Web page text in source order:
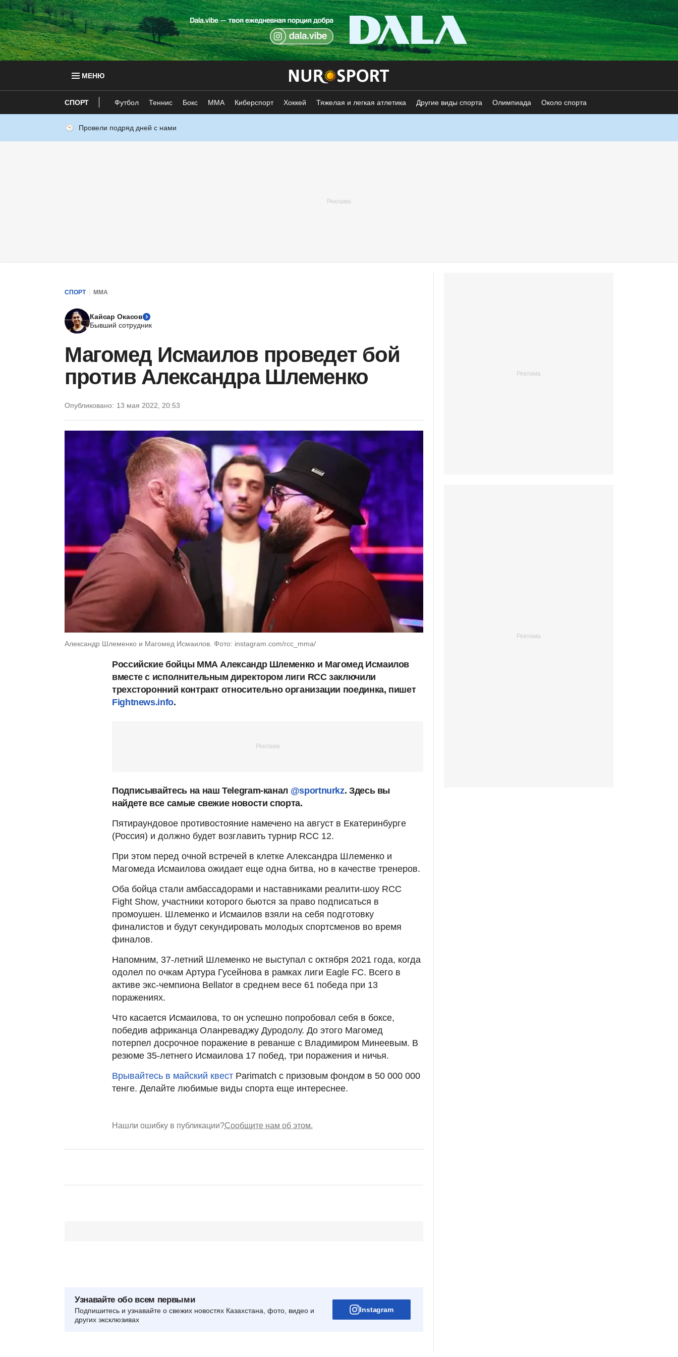
МЕНЮ
СПОРТ Футбол Теннис Бокс ММА Киберспорт Хоккей Тяжелая и легкая атлетика Другие виды спорта Олимпиада Около спорта
Провели подряд дней с нами
СПОРТ ММА
Кайсар Окасов
Бывший сотрудник
Магомед Исмаилов проведет бой
против Александра Шлеменко
Опубликовано: 13 мая 2022, 20:53
Александр Шлеменко и Магомед Исмаилов. Фото: instagram.com/rcc_mma/
Российские бойцы ММА Александр Шлеменко и Магомед Исмаилов
вместе с исполнительным директором лиги RCC заключили
трехсторонний контракт относительно организации поединка, пишет
Fightnews.info.
Подписывайтесь на наш Telegram-канал @sportnurkz. Здесь вы
найдете все самые свежие новости спорта.
Пятираундовое противостояние намечено на август в Екатеринбурге
(Россия) и должно будет возглавить турнир RCC 12.
При этом перед очной встречей в клетке Александра Шлеменко и
Магомеда Исмаилова ожидает еще одна битва, но в качестве тренеров.
Оба бойца стали амбассадорами и наставниками реалити-шоу RCC
Fight Show, участники которого бьются за право подписаться в
промоушен. Шлеменко и Исмаилов взяли на себя подготовку
финалистов и будут секундировать молодых спортсменов во время
финалов.
Напомним, 37-летний Шлеменко не выступал с октября 2021 года, когда
одолел по очкам Артура Гусейнова в рамках лиги Eagle FC. Всего в
активе экс-чемпиона Bellator в среднем весе 61 победа при 13
поражениях.
Что касается Исмаилова, то он успешно попробовал себя в боксе,
победив африканца Оланреваджу Дуродолу. До этого Магомед
потерпел досрочное поражение в реванше с Владимиром Минеевым. В
резюме 35-летнего Исмаилова 17 побед, три поражения и ничья.
Врывайтесь в майский квест Parimatch с призовым фондом в 50 000 000
тенге. Делайте любимые виды спорта еще интереснее.
Нашли ошибку в публикации?Сообщите нам об этом.
Узнавайте обо всем первыми
Подпишитесь и узнавайте о свежих новостях Казахстана, фото, видео и
других эксклюзивах
Instagram